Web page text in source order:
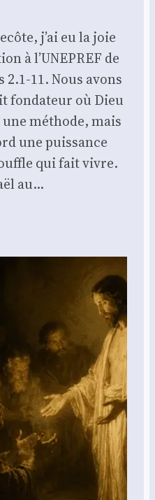
j’ai eu la joie
à l’UNEPREF de
2.1-11. Nous avons
fondateur où Dieu
une méthode, mais
une puissance
qui fait vivre.
au…